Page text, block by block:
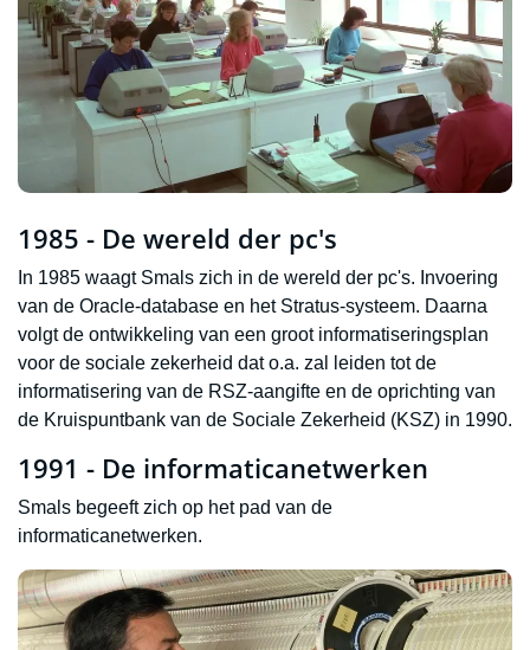
1985 - De wereld der pc's
In 1985 waagt Smals zich in de wereld der pc's. Invoering
van de Oracle-database en het Stratus-systeem. Daarna
volgt de ontwikkeling van een groot informatiseringsplan
voor de sociale zekerheid dat o.a. zal leiden tot de
informatisering van de RSZ-aangifte en de oprichting van
de Kruispuntbank van de Sociale Zekerheid (KSZ) in 1990.
1991 - De informaticanetwerken
Smals begeeft zich op het pad van de
informaticanetwerken.